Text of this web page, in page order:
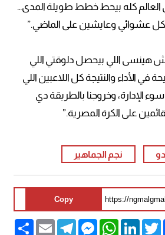
العالم كله بيحط خطط طويلة المدى…
عشوائي وعايشين على الماضي.”
مش هينسى اللي بيحصل دلوقتي اللي
الأداء والنتيجة كل اللاعبين اللي
الإدارة، وخروجنا بالطريقة دي
على الكرة المصرية.”
نجم الجماهير
Copy
Share Email
TelegramMessengerWhatsAppLinkedInTwitter